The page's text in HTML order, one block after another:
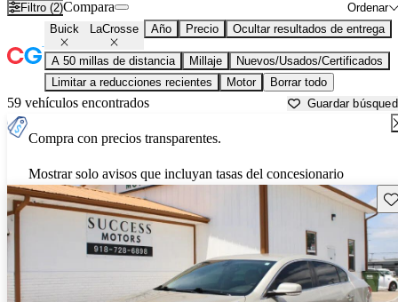
Filtro (2) Ordenar
Compara
Buick LaCrosse Año Precio Ocultar resultados de entrega
A 50 millas de distancia Millaje
Nuevos/Usados/Certificados
Limitar a reducciones recientes
Motor Borrar todo
59 vehículos encontrados Guardar
Compra con precios transparentes.
Mostrar solo avisos que incluyan tasas del concesionario